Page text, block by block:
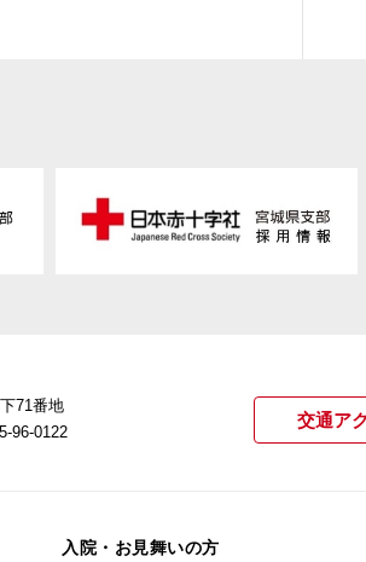
71番地
96-0122
交通ア
入院・お見舞いの方